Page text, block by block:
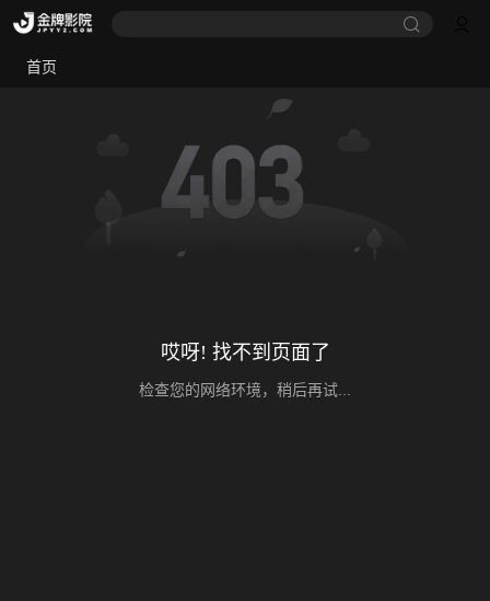
首页
哎呀! 找不到页面了
检查您的网络环境，稍后再试...